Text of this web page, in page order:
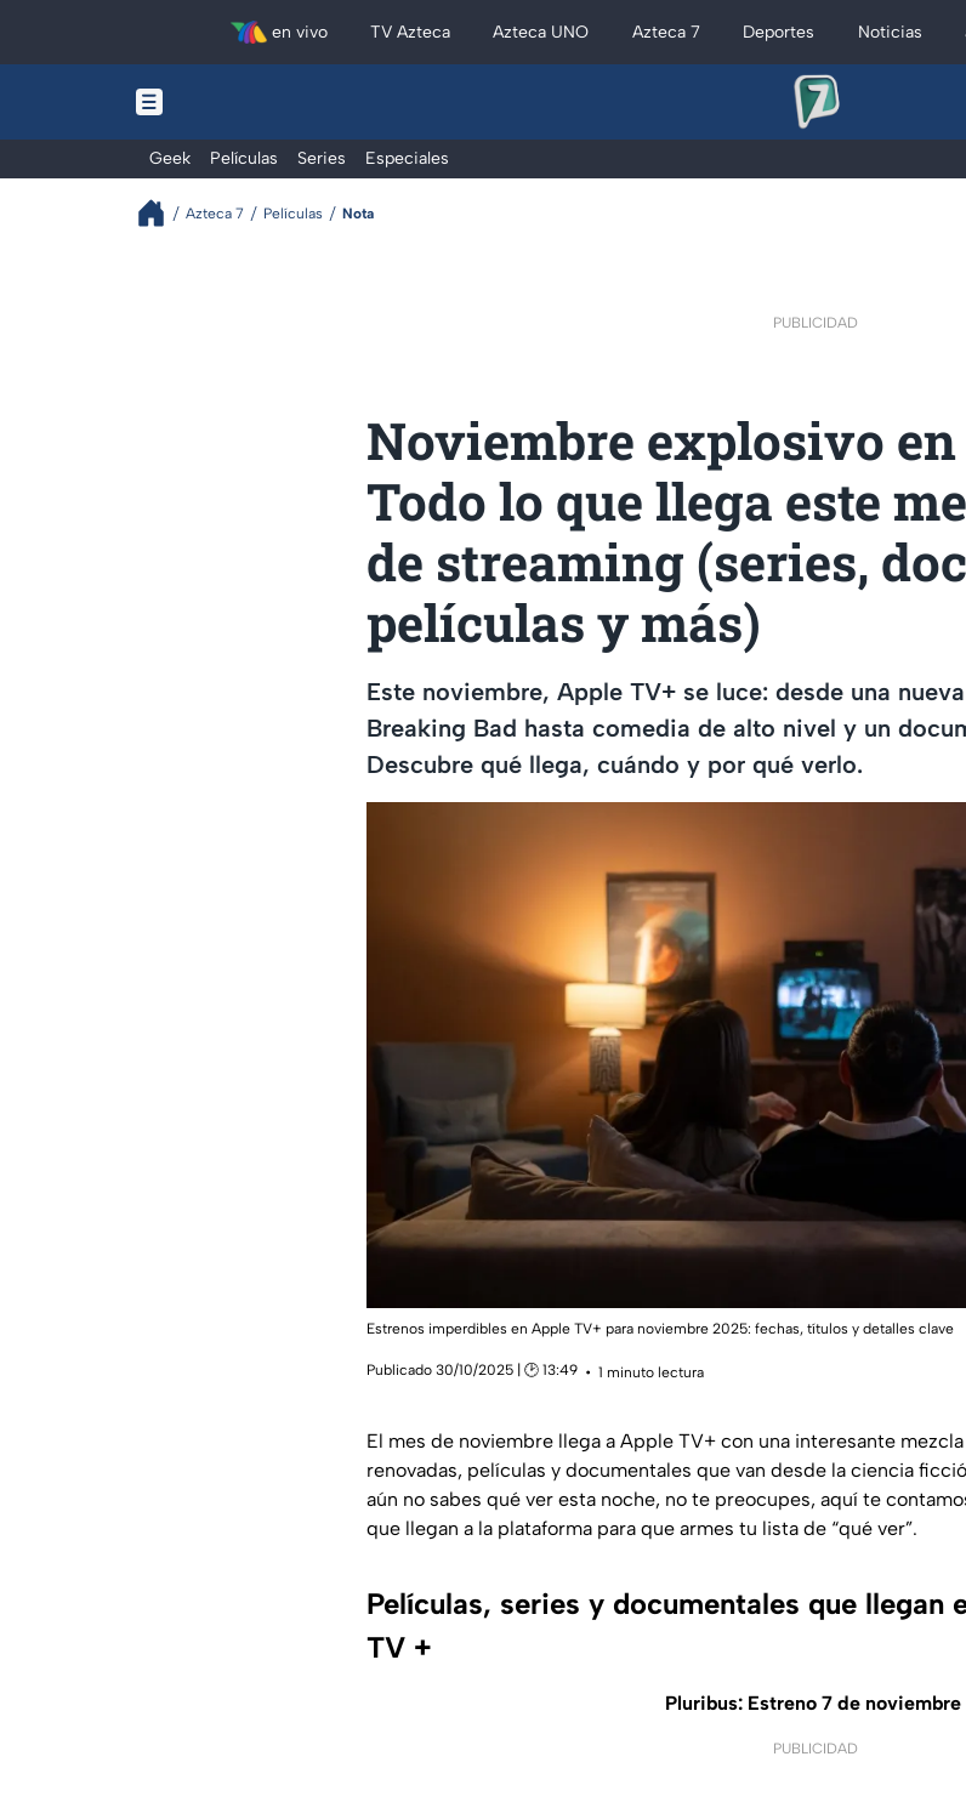
en vivo TV Azteca Azteca UNO Azteca 7 Deportes Noticias
Geek Películas Series Especiales
Azteca 7 Películas Nota
PUBLICIDAD
Noviembre explosivo en
Todo lo que llega este
de streaming (series,
películas y más)
Este noviembre, Apple TV+ se luce: desde una
Breaking Bad hasta comedia de alto nivel y un
Descubre qué llega, cuándo y por qué verlo.
Estrenos imperdibles en Apple TV+ para noviembre 2025: fechas, títulos y detalles clave
Publicado 30/10/2025 | 🕑 13:49 1 minuto lectura
El mes de noviembre llega a Apple TV+ con una interesante
renovadas, películas y documentales que van desde la ciencia
aún no sabes qué ver esta noche, no te preocupes, aquí te
que llegan a la plataforma para que armes tu lista de “qué ver”.
Películas, series y documentales que llegan
TV +
Pluribus: Estreno 7 de noviembre
PUBLICIDAD